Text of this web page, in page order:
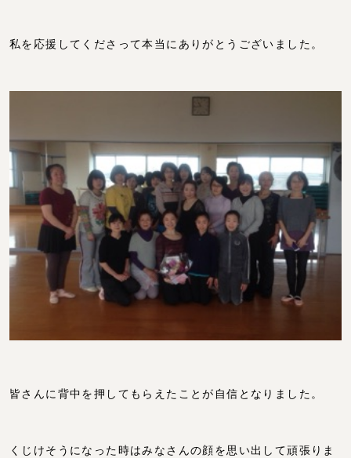
私を応援してくださって本当にありがとうございました。
皆さんに背中を押してもらえたことが自信となりました。
くじけそうになった時はみなさんの顔を思い出して頑張りま